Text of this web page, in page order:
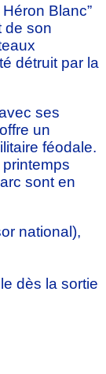
Blanc”
de son
détruit par la
ses
un
féodale.
sont en
national),
dès la sortie